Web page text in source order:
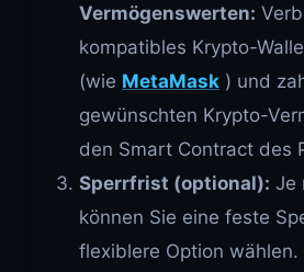
Vermögenswerten:
kompatibles Krypto-
(wie MetaMask ) und
gewünschten Krypto-
den Smart Contract des
Sperrfrist (optional): Je
können Sie eine feste
flexiblere Option wählen.